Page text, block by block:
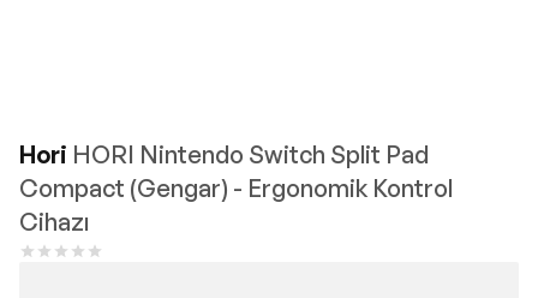
Hori HORI Nintendo Switch Split Pad
Compact (Gengar) - Ergonomik Kontrol
Cihazı